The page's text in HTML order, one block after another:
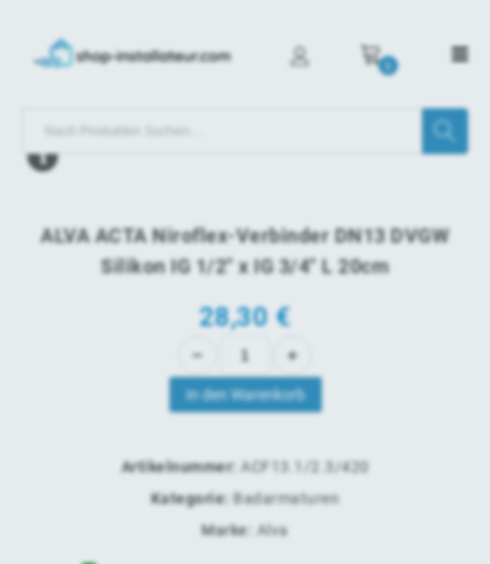
ALVA ACTA Niroflex-Verbinder DN13 DVGW
Silikon IG 1/2" x IG 3/4" L 20cm
28,30€
In den Warenkorb
Artikelnummer: ACF13.1/2.3/420
Kategorie: Badarmaturen
Marke: Alva